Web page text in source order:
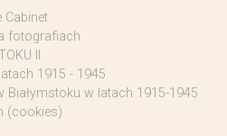
Cabinet
fotografiach
II
1915 - 1945
Białymstoku w latach 1915-1945
(cookies)